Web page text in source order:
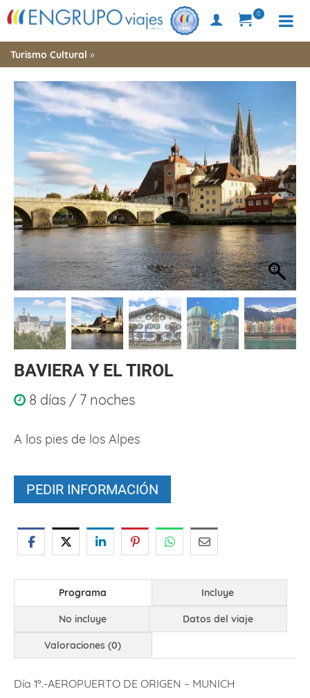
0
Turismo Cultural »
BAVIERA Y EL TIROL
8 días / 7 noches
A los pies de los Alpes
PEDIR INFORMACIÓN
Programa Incluye
No incluye Datos del viaje
Valoraciones (0)
Día 1º.-AEROPUERTO DE ORIGEN – MUNICH